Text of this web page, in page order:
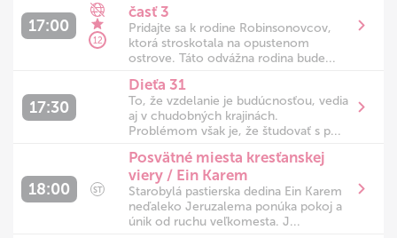
17:00
12
časť 3
Pridajte sa k rodine Robinsonovcov,
ktorá stroskotala na opustenom
ostrove. Táto odvážna rodina bude...
17:30
Dieťa 31
To, že vzdelanie je budúcnosťou, vedia
aj v chudobných krajinách.
Problémom však je, že študovať s p...
18:00 ST
Posvätné miesta kresťanskej
viery / Ein Karem
Starobylá pastierska dedina Ein Karem
neďaleko Jeruzalema ponúka pokoj a
únik od ruchu veľkomesta. J...